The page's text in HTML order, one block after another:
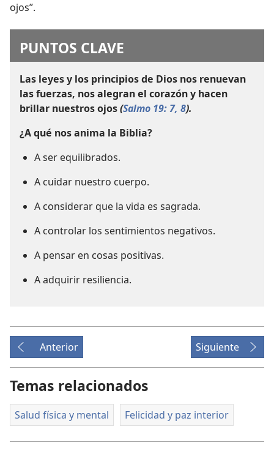
ojos”.
PUNTOS CLAVE
Las leyes y los principios de Dios nos renuevan
las fuerzas, nos alegran el corazón y hacen
brillar nuestros ojos(Salmo 19: 7, 8).
¿A qué nos anima la Biblia?
A ser equilibrados.
A cuidar nuestro cuerpo.
A considerar que la vida es sagrada.
A controlar los sentimientos negativos.
A pensar en cosas positivas.
A adquirir resiliencia.
Anterior Siguiente
Temas relacionados
Salud física y mental Felicidad y paz interior